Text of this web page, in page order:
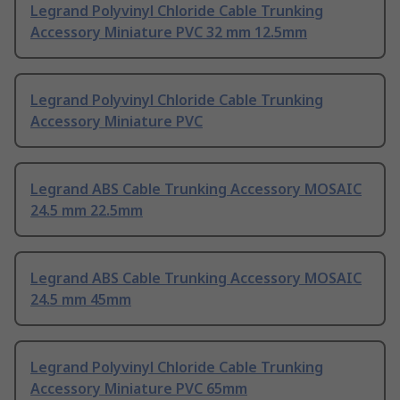
Legrand Polyvinyl Chloride Cable Trunking
Accessory Miniature PVC 32 mm 12.5mm
Legrand Polyvinyl Chloride Cable Trunking
Accessory Miniature PVC
Legrand ABS Cable Trunking Accessory MOSAIC
24.5 mm 22.5mm
Legrand ABS Cable Trunking Accessory MOSAIC
24.5 mm 45mm
Legrand Polyvinyl Chloride Cable Trunking
Accessory Miniature PVC 65mm